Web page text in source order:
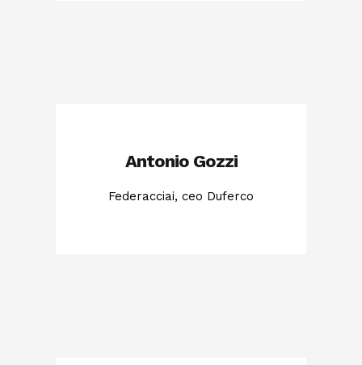
Antonio Gozzi
Federacciai, ceo Duferco